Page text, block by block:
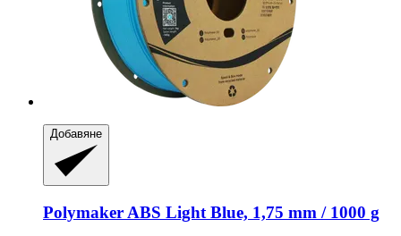
Добавяне
Polymaker ABS Light Blue, 1,75 mm / 1000 g